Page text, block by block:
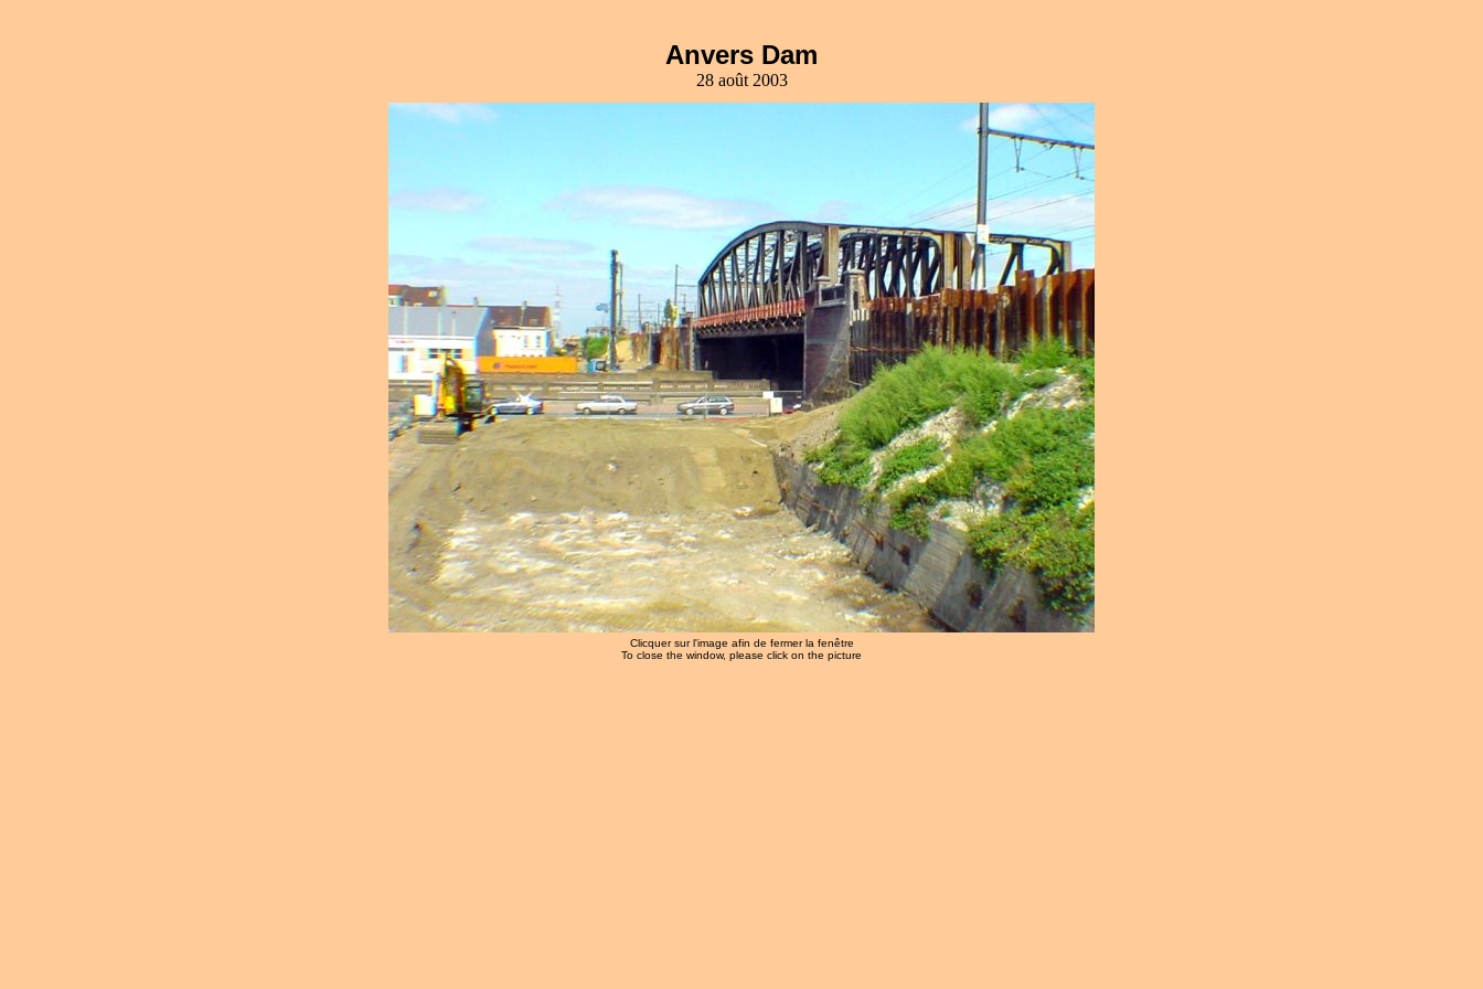
Anvers Dam
28 août 2003
Clicquer sur l'image afin de fermer la fenêtre
To close the window, please click on the picture